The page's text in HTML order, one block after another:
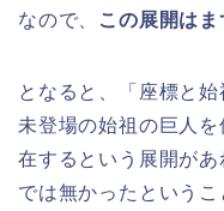
なので、 この展開はま
となると、「座標と
未登場の始祖の巨人
在するという展開が
では無かったというこ